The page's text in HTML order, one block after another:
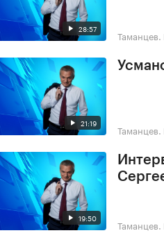
28:57 Таманцев.
21:19 Таманцев.
19:50 Таманцев.